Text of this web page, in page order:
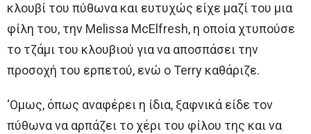
κλουβί του πύθωνα και ευτυχώς είχε μαζί του μια
φίλη του, την Melissa McElfresh, η οποία χτυπούσε
το τζάμι του κλουβιού για να αποσπάσει την
προσοχή του ερπετού, ενώ ο Terry καθάριζε.
‘Ομως, όπως αναφέρει η ίδια, ξαφνικά είδε τον
πύθωνα να αρπάζει το χέρι του φίλου της και να